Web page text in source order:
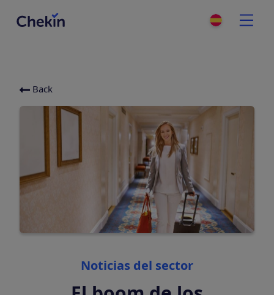
Back
Categories
Noticias del sector